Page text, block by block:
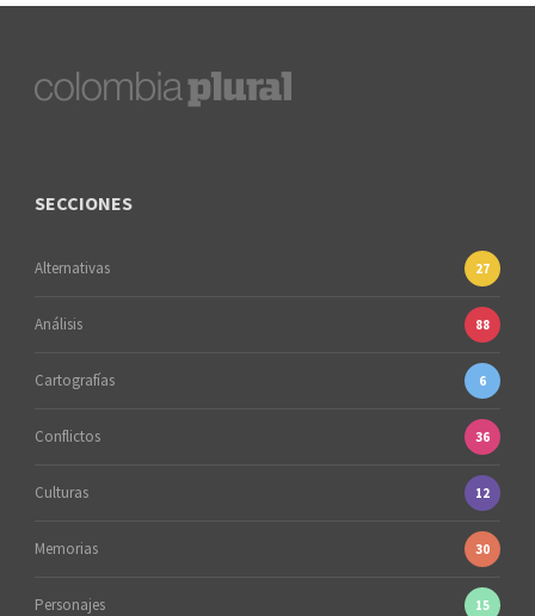
SECCIONES
Alternativas 27
Análisis 88
Cartografías 6
Conflictos 36
Culturas 12
Memorias 30
Personajes 15